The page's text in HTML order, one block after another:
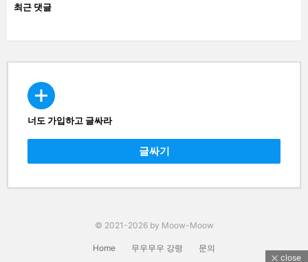
최근 댓글
CREATE
너도 가입하고 글싸라
글싸기
© 2021-2026 by Moow-Moow
Home 무우무우 강령
문의
close